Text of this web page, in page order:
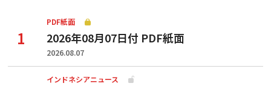
PDF紙面
2026年08月07日付 PDF紙面
2026.08.07
インドネシアニュース